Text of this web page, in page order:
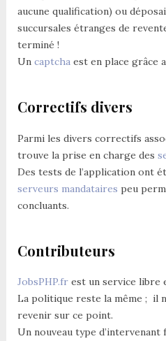
aucune qualification) ou
succursales étranges de
terminé !
Un captchaest en place grâce
Correctifs divers
Parmi les divers correctifs
trouve la prise en charge des
Des tests de l’application ont
serveurs mandataires peu
concluants.
Contributeurs
JobsPHP.frest un service libre
La politique reste la même ; il
revenir sur ce point.
Un nouveau type